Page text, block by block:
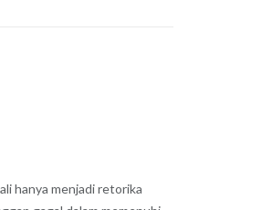
hanya menjadi retorika